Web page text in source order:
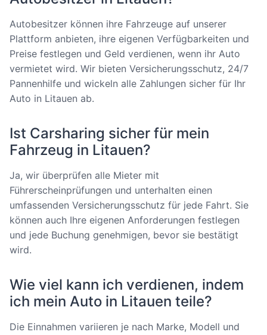
Autobesitzer können ihre Fahrzeuge auf unserer
Plattform anbieten, ihre eigenen Verfügbarkeiten und
Preise festlegen und Geld verdienen, wenn ihr Auto
vermietet wird. Wir bieten Versicherungsschutz, 24/7
Pannenhilfe und wickeln alle Zahlungen sicher für Ihr
Auto in Litauen ab.
Ist Carsharing sicher für mein
Fahrzeug in Litauen?
Ja, wir überprüfen alle Mieter mit
Führerscheinprüfungen und unterhalten einen
umfassenden Versicherungsschutz für jede Fahrt. Sie
können auch Ihre eigenen Anforderungen festlegen
und jede Buchung genehmigen, bevor sie bestätigt
wird.
Wie viel kann ich verdienen, indem
ich mein Auto in Litauen teile?
Die Einnahmen variieren je nach Marke, Modell und